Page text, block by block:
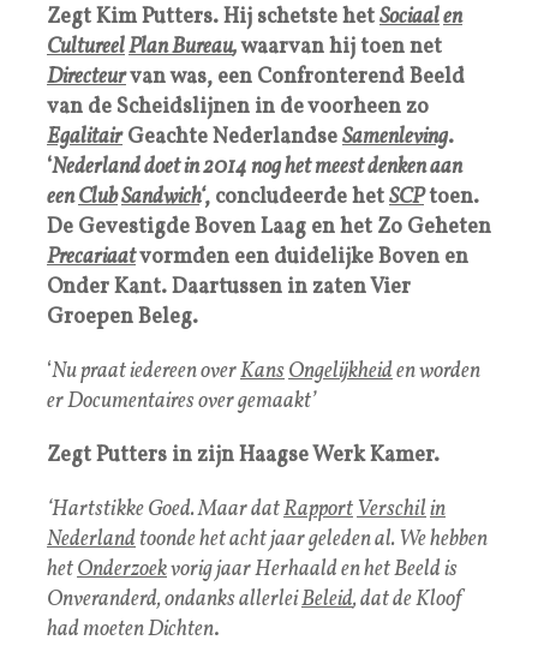
Zegt Kim Putters. Hij schetste hetSociaalen
CultureelPlan Bureau,waarvan hij toen net
Directeurvan was, een Confronterend Beeld
van de Scheidslijnen in de voorheen zo
EgalitairGeachte NederlandseSamenleving.
‘Nederland doet in 2014 nog het meest denken aan
eenClubSandwich‘, concludeerde hetSCPtoen.
De Gevestigde Boven Laag en het Zo Geheten
Precariaatvormden een duidelijke Boven en
Onder Kant. Daartussen in zaten Vier
Groepen Beleg.
‘Nu praat iedereen overKansOngelijkheiden worden
er Documentaires over gemaakt’
Zegt Putters in zijn Haagse Werk Kamer.
‘Hartstikke Goed. Maar datRapportVerschilin
Nederlandtoonde het acht jaar geleden al. We hebben
hetOnderzoekvorig jaar Herhaald en het Beeld is
Onveranderd, ondanks allerleiBeleid, dat de Kloof
had moeten Dichten.